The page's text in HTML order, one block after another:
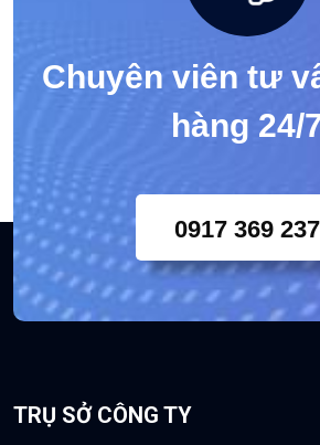
Chuyên viên tư
hàng 24/